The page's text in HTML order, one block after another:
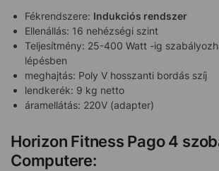
Fékrendszere: Indukciós rendszer
Ellenállás: 16 nehézségi szint
Teljesítmény: 25-400 Watt -ig
lépésben
meghajtás: Poly V hosszanti bordás szíj
lendkerék: 9 kg netto
áramellátás: 220V (adapter)
Horizon Fitness Pago 4
Computere: